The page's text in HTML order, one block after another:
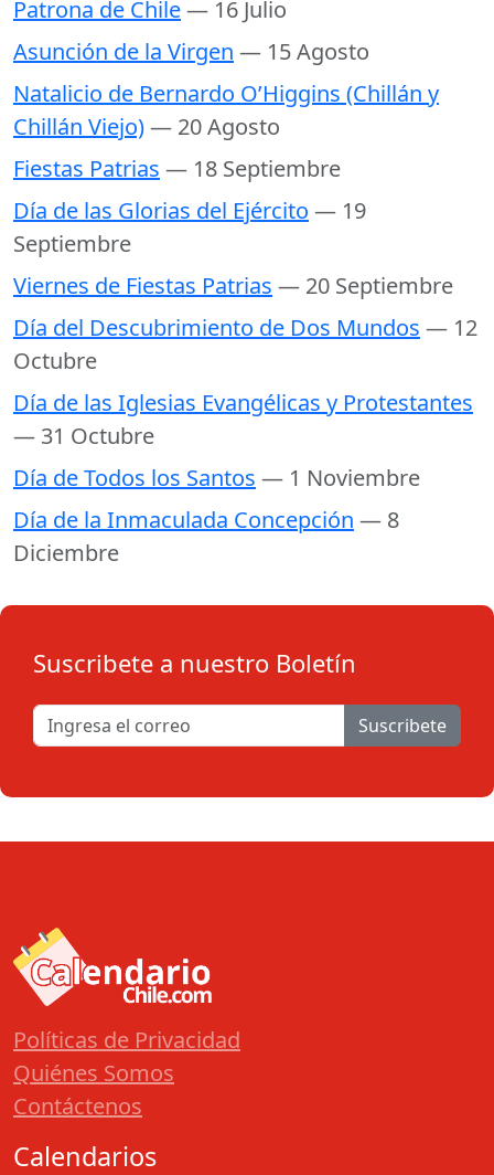
Patrona de Chile— 16 Julio
Asunción de la Virgen — 15 Agosto
Natalicio de Bernardo O’Higgins (Chillán y
Chillán Viejo)— 20 Agosto
Fiestas Patrias — 18 Septiembre
Día de las Glorias del Ejército — 19
Septiembre
Viernes de Fiestas Patrias — 20 Septiembre
Día del Descubrimiento de Dos Mundos — 12
Octubre
Día de las Iglesias Evangélicas y Protestantes
— 31 Octubre
Día de Todos los Santos — 1 Noviembre
Día de la Inmaculada Concepción — 8
Diciembre
Suscribete a nuestro Boletín
Suscribete
Políticas de Privacidad
Quiénes Somos
Contáctenos
Calendarios